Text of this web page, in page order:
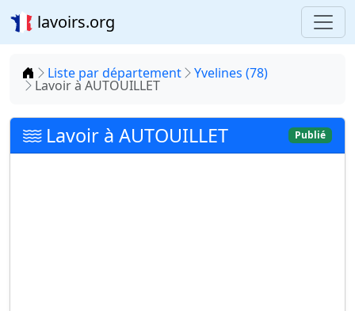
lavoirs.org
Accueil
Liste par département Yvelines (78)
Lavoir à AUTOUILLET
Lavoir à AUTOUILLET Publié